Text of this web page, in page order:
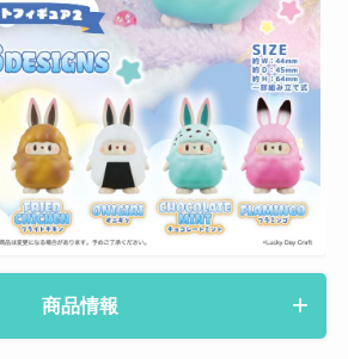
商品情報